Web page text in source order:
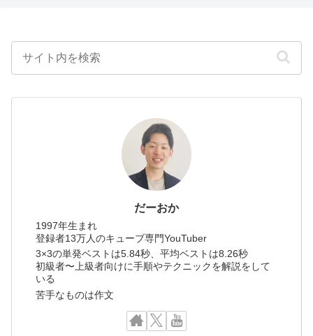
だーおか
1997年生まれ
登録者13万人のキューブ専門YouTuber
3×3の単発ベストは5.84秒、平均ベストは8.26秒
初級者〜上級者向けに手順やテクニックを解説をして
いる
苦手なものは作文